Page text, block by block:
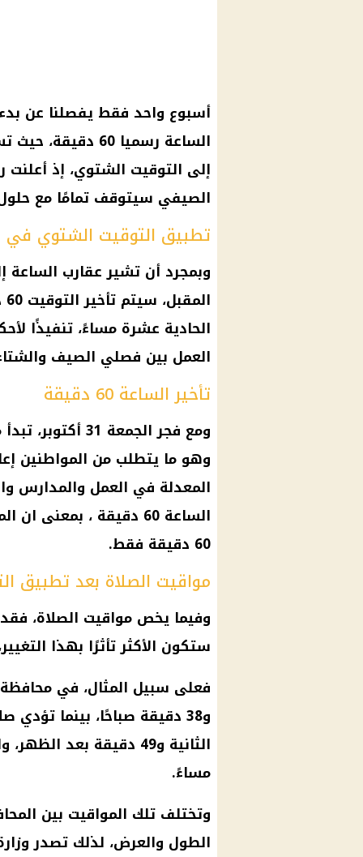
أسبوع واحد فقط يفصلنا عن
الساعة رسميا 60
إلى التوقيت الشتوي، إذ أعلنت
الصيفي سيتوقف تمامًا مع حلول منتصف
تطبيق التوقيت الشتوي
وبمجرد أن تشير عقارب
العمل بين فصلي الصيف
تأخير الساعة 60 دقيقة
ومع فجر الجمعة
وهو ما يتطلب من المواطنين
المعدلة في العمل والمدارس
الساعة 60 دقيقة ،
60 دقيقة فقط.
مواقيت الصلاة بعد تطبيق
وفيما يخص مواقيت الصلاة،
ستكون الأكثر تأثرًا بهذا
فعلى سبيل المثال، في محافظة
مساءً.
وتختلف تلك المواقيت بين
الطول والعرض، لذلك تصدر